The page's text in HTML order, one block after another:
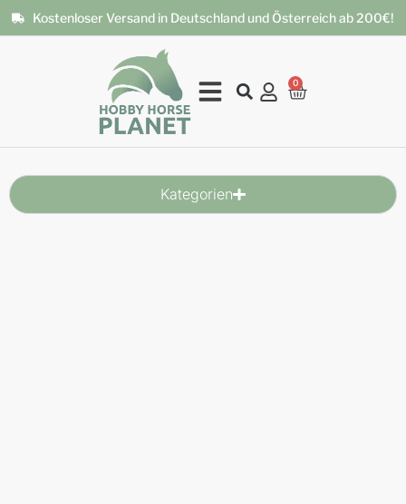
Kostenloser Versand in Deutschland und Österreich ab 200€!
0
Kategorien